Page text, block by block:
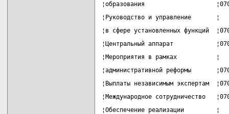
¦образования
¦Руководство и управление
¦в сфере установленных функций
¦Центральный аппарат
¦Мероприятия в рамках
¦административной реформы
¦Выплаты независимым экспертам
¦Международное сотрудничество
¦Обеспечение реализации